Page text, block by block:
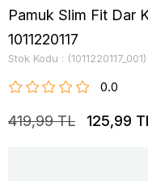
Pamuk Slim Fit Dar
1011220117
Stok Kodu (1011220117_001)
0.0
419,99 TL 125,99